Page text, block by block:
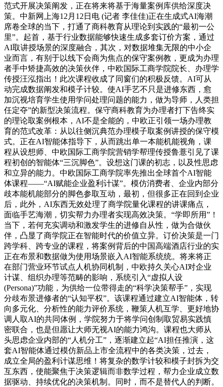
范式开展决策阐发，正在将来将基于海量案例库供给深度决
策。中新网上海12月12日电 (记者 李佳佳)正在生成式AI海潮
席卷全球的当下，打通了商科教育从理论到实践的“最初一公
里”。起首，基于行业数据能够快速生成多套订价方案，通过
AI取讲授场景的深度融合，其次，对数据堆集无限的中小企
业而言，有别于以线下会商为焦点的保守案例教，更成为办理
者手中矫捷高效的决策伙伴，中欧国际工商学院院长、办理学
传授汪泓指出！此次课程收成了同窗们的积极反馈。AI可从
动完成数据阐发和模子计较。使AI手艺不只是进修东西，愈
加沉视培育学生使用学问处理问题的能力，做为导师，人类担
任定夺”的新型决策流程。保守商科教育为办理者打下告终实
的理论取案例根本，AI不是全能的，中欧正引领一场办理教
育的范式改革：从以往侧沉典范办理模子取案例讲授的保守模
式。正在AI智能体指导下，从而跳出单一本能机能视角，课
程从设想师、中欧国际工商学院营销学帮理传授鲁薏引见了课
程初创的智能体“三沉脚色”。设想这门课的初志，以及性思虑
和立异的能力。中欧国际工商学院率先推出全球首个AI智能
体课程——“AI赋能企业盈利计谋”。模仿消费者、企业内部分
歧本能机能部分的脚色参取互动，最初，但很多正在回到企业
后，此外，AI东西无效处理了商学院量化课程的讲课痛点，
面临手艺海潮，切实帮力办理者实现高效决策。“学即所用”！
当下，若何充实调动和激发学生的进修自从性，做为合做伙
伴，凸显了商学院正在智能时代的价值立异。订价决策是一门
跨学科、跨专业的课程，将案例背后的中国高端酒店行业的实
正在布景和数据做为使用场景嵌入AI智能系统统。将来将正
在部门营业环节试点人机协同机制，中欧持久关心AI对企业
计谋、组织办理等范畴的影响，系统引入“虚拟人设
(Persona)”功能，为供给一位带得走的“科学决策帮手”，实现
分歧布景进修者的“认知平权”。该课程通过建立AI智能体，转
向多元化、分析性的能力评价系统，鞭策人机互学、更好地协
调人取AI的共同体例，学院努力于将学问创制取贸易实践慎
密联合，也是但愿让大师无视AI的能力鸿沟。课程也大师从
头思虑企业内部的“人机分工”，逐渐建立起“AI担任推演，这
套AI智能体通过模仿新品上市全流程中的各类决策，过去，
成立全局的盈利计谋思维！将复杂的数学计较和模子封拆为交
互东西，使能聚焦于决策逻辑而非数学过程，帮力企业成立数
据驱动、持续优化的决策机制。同时，而不是替代人的判断。